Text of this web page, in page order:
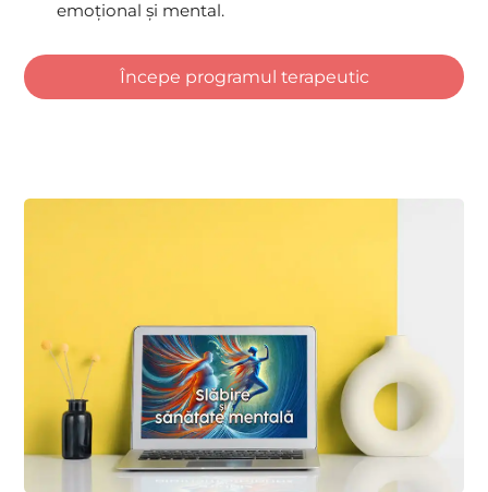
emoțional și mental.
Începe programul terapeutic